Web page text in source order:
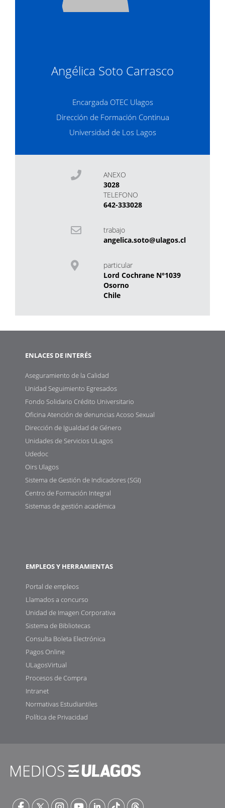
Angélica Soto Carrasco
Encargada OTEC Ulagos
Dirección de Formación Continua
Universidad de Los Lagos
ANEXO
3028
TELEFONO
642-333028
trabajo
angelica.soto@ulagos.cl
particular
Lord Cochrane N°1039
Osorno
Chile
ENLACES DE INTERÉS
Aseguramiento de la Calidad
Unidad Seguimiento Egresados
Fondo Solidario Crédito Universitario
Oficina Atención de denuncias Acoso Sexual
Dirección de Igualdad de Género
Unidades de Servicios ULagos
Udedoc
Oirs Ulagos
Sistema de Gestión de Indicadores (SGI)
Centro de Formación Integral
Sistemas de gestión académica
EMPLEOS Y HERRAMIENTAS
Portal de empleos
Llamados a concurso
Unidad de Imagen Corporativa
Sistema de Bibliotecas
Consulta Boleta Electrónica
Pagos Online
ULagosVirtual
Procesos de Compra
Intranet
Normativas Estudiantiles
Política de Privacidad